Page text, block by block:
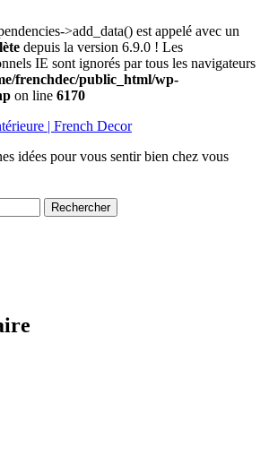
>add_data() est appelé avec un
depuis la version 6.9.0 ! Les
IE sont ignorés par tous les navigateurs
frenchdec/public_html/wp-
on line 6170
| French Decor
idées pour vous sentir bien chez vous